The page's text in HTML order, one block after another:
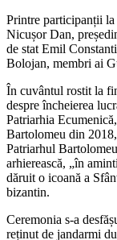
Printre participanții la
Nicușor Dan,
de stat Emil
Bolojan, membri ai
În cuvântul rostit la
despre încheierea
Patriarhia
Bartolomeu din
Patriarhul
arhierească, „în
dăruit o icoană a
bizantin.
Ceremonia s-a
reținut de jandarmi